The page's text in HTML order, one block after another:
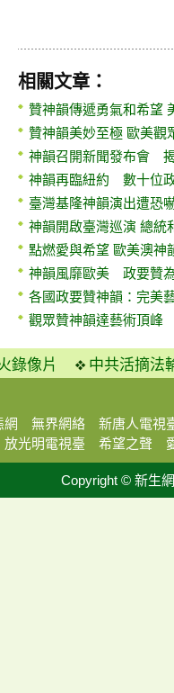
相關文章：
贊神韻傳遞勇氣和希望
贊神韻美妙至極 歐美觀
神韻召開新聞發布會
神韻再臨紐約 數十位
臺灣基隆神韻演出遭恐
神韻開啟臺灣巡演 總統
點燃愛與希望 歐美澳神
神韻風靡歐美 政要贊
各國政要贊神韻：完美
觀眾贊神韻達藝術頂峰
錄像片 中共活摘法
網 無界網絡
新唐人電視
放光明電視臺 希望之聲
Copyright © 新生